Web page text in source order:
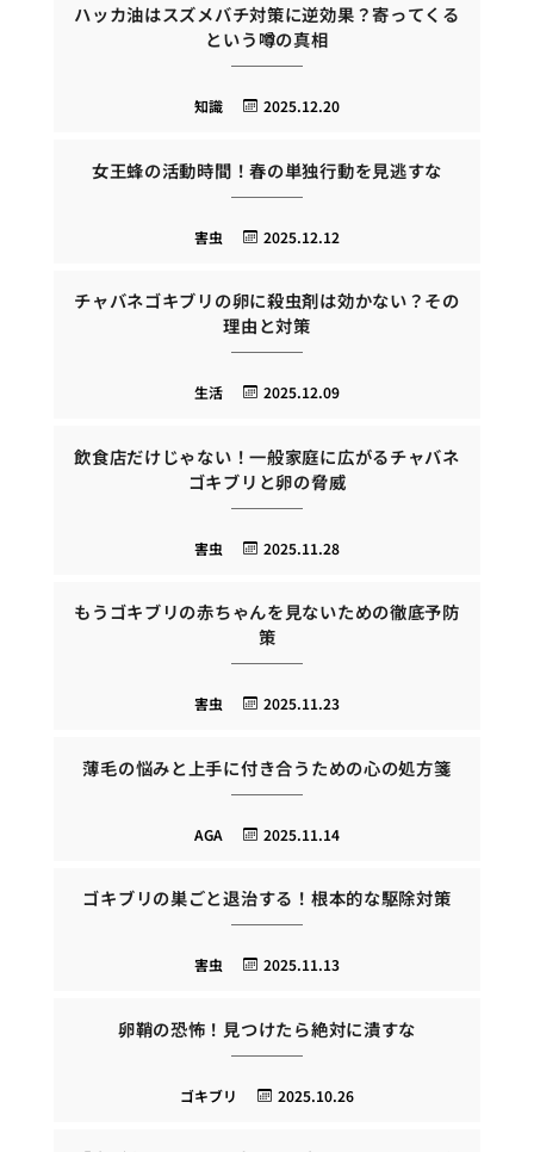
ハッカ油はスズメバチ対策に逆効果？寄ってくる
という噂の真相
2025.12.20
知識
女王蜂の活動時間！春の単独行動を見逃すな
2025.12.12
害虫
チャバネゴキブリの卵に殺虫剤は効かない？その
理由と対策
2025.12.09
生活
飲食店だけじゃない！一般家庭に広がるチャバネ
ゴキブリと卵の脅威
2025.11.28
害虫
もうゴキブリの赤ちゃんを見ないための徹底予防
策
2025.11.23
害虫
薄毛の悩みと上手に付き合うための心の処方箋
2025.11.14
AGA
ゴキブリの巣ごと退治する！根本的な駆除対策
2025.11.13
害虫
卵鞘の恐怖！見つけたら絶対に潰すな
2025.10.26
ゴキブリ